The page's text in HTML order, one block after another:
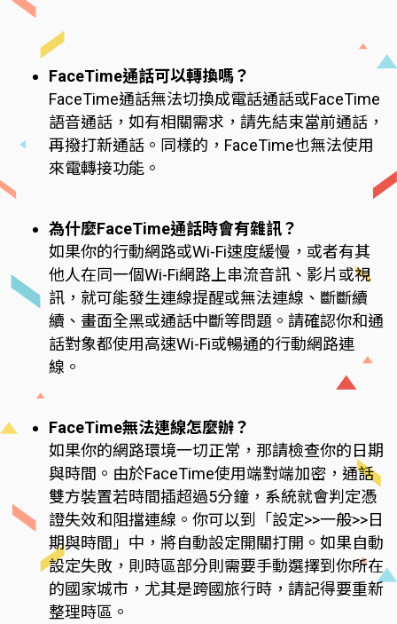
FaceTime通話可以轉換嗎？
FaceTime通話無法切換成電話通話或FaceTime
語音通話，如有相關需求，請先結束當前通話，
再撥打新通話。同樣的，FaceTime也無法使用
來電轉接功能。
為什麼FaceTime通話時會有雜訊？
如果你的行動網路或Wi-Fi速度緩慢，或者有其
他人在同一個Wi-Fi網路上串流音訊、影片或視
訊，就可能發生連線提醒或無法連線、斷斷續
續、畫面全黑或通話中斷等問題。請確認你和通
話對象都使用高速Wi-Fi或暢通的行動網路連
線。
FaceTime無法連線怎麼辦？
如果你的網路環境一切正常，那請檢查你的日期
與時間。由於FaceTime使用端對端加密，通話
雙方裝置若時間插超過5分鐘，系統就會判定憑
證失效和阻擋連線。你可以到「設定>>一般>>日
期與時間」中，將自動設定開關打開。如果自動
設定失敗，則時區部分則需要手動選擇到你所在
的國家城市，尤其是跨國旅行時，請記得要重新
整理時區。